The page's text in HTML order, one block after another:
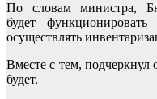
По словам министра,
будет
осуществлять
Вместе с тем,
будет.